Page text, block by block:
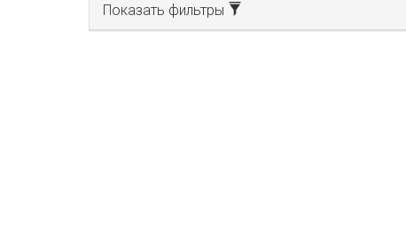
Показать фильтры